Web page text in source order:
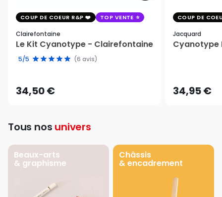
COUP DE COEUR R&P TOP VENTE
Clairefontaine
Le Kit Cyanotype - Clairefontaine
5/5 (6 avis)
34,50 €
COUP DE
Jacquard
Cyanotype
34,95 €
Tous nos univers
Beaux-arts
& graphisme
Châssis
& encadrement